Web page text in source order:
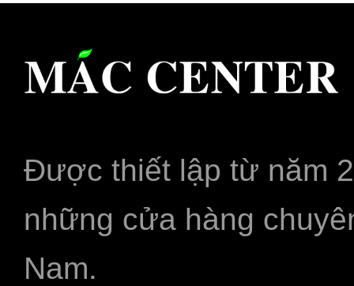
Được thiết lập từ năm
những cửa hàng
Nam.